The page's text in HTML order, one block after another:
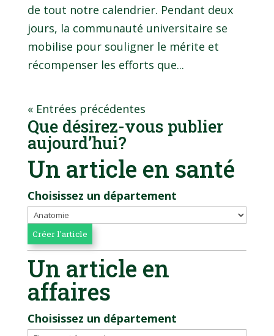
de tout notre calendrier. Pendant deux
jours, la communauté universitaire se
mobilise pour souligner le mérite et
récompenser les efforts que...
« Entrées précédentes
Que désirez-vous publier
aujourd’hui?
Un article en santé
Choisissez un département
Un article en
affaires
Choisissez un département